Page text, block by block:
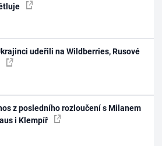
udeřili na Wildberries, Rusové
z posledního rozloučení s Milanem
i Klempíř